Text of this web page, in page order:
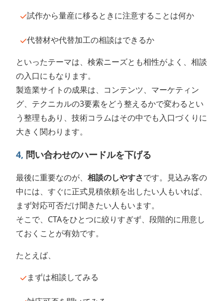
試作から量産に移るときに注意することは何か
代替材や代替加工の相談はできるか
といったテーマは、検索ニーズとも相性がよく、相談
の入口にもなります。
製造業サイトの成果は、コンテンツ、マーケティン
グ、テクニカルの3要素をどう整えるかで変わるとい
う整理もあり、技術コラムはその中でも入口づくりに
大きく関わります。
4, 問い合わせのハードルを下げる
最後に重要なのが、 相談のしやすさです。見込み客の
中には、すぐに正式見積依頼を出したい人もいれば、
まず対応可否だけ聞きたい人もいます。
そこで、CTAをひとつに絞りすぎず、段階的に用意し
ておくことが有効です。
たとえば、
まずは相談してみる